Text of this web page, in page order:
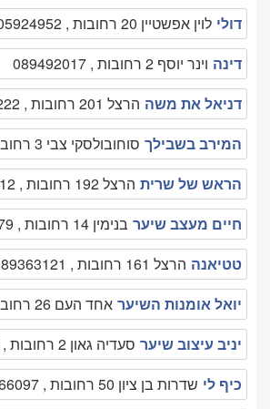
דולי לוין אפשטיין 20 רחובות , 0505924952
דינה וינר יוסף 2 רחובות , 089492017
דניאל את משה הרצל 201 רחובות , 089462222
המירב בשבילך סוחובולסקי צבי 3 רחובות , 0544350692
הראש של שרית הרצל 192 רחובות , 052-2906212
חיים מעצב שיער בנימין 14 רחובות , 0504444579
טטיאנה הרצל 161 רחובות , 089363121
יואל אומנות השיער אחד העם 26 רחובות , 089366555
יניב עיצוב שיער סעדיה גאון 2 רחובות , 0506654489
כיף לי שדרות בן ציון 50 רחובות , 089466097